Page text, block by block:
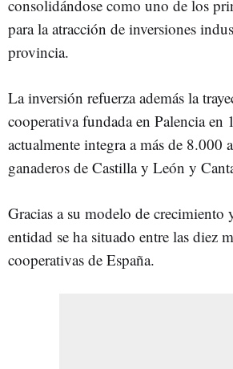
consolidándose como uno de los
para la atracción de inversiones
provincia.
La inversión refuerza además la
cooperativa fundada en Palencia en
actualmente integra a más de 8.000
ganaderos de Castilla y León y
Gracias a su modelo de
entidad se ha situado entre las diez
cooperativas de España.